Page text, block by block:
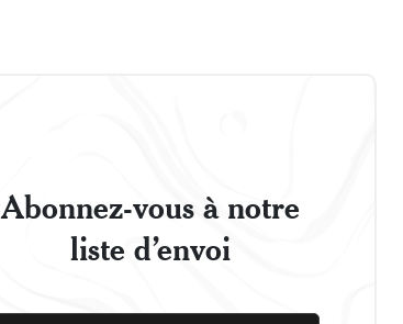
Abonnez-vous à notre
liste d’envoi